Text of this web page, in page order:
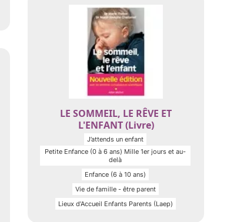
LE SOMMEIL, LE RÊVE ET
L'ENFANT (Livre)
J’attends un enfant
Petite Enfance (0 à 6 ans) Mille 1er jours et au-
delà
Enfance (6 à 10 ans)
Vie de famille - être parent
Lieux d’Accueil Enfants Parents (Laep)